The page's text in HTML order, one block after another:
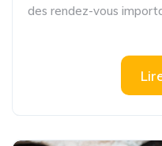
des rendez-vous